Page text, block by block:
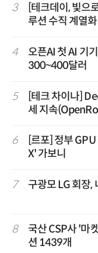
3
[테크데이, 빛으
루션 수직 계열
4
오픈AI 첫 AI 기
300~400달러
5
[테크 차이나]
세 지속
6
[르포] 정부
X' 가보니
7 구광모 LG 회장,
8
국산 CSP사 '마
션 1439개